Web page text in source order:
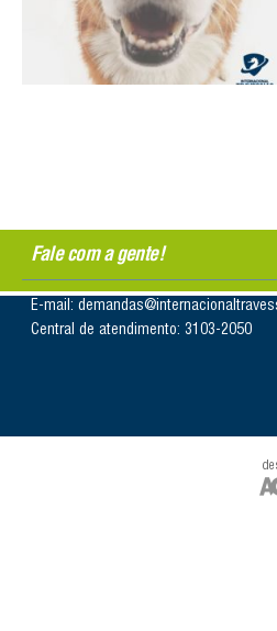
Fale com a gente!
E-mail:
Central de atendimento: 3103-2050